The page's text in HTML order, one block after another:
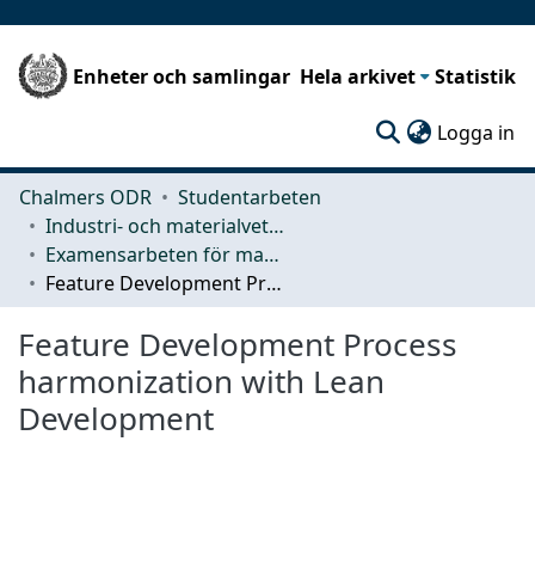
Enheter och samlingar Hela arkivet Statistik
Logga in
Chalmers ODR
Studentarbeten
Industri- och materialvetenskap (IMS)
Examensarbeten för masterexamen
Feature Development Process harmonization with Lean Development
Feature Development Process
harmonization with Lean
Development